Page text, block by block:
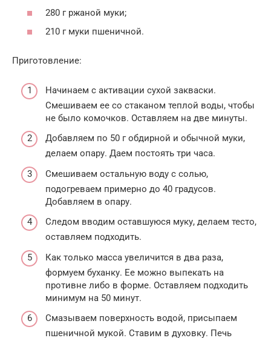
280 г ржаной муки;
210 г муки пшеничной.
Приготовление:
Начинаем с активации сухой закваски.
Смешиваем ее со стаканом теплой воды, чтобы
не было комочков. Оставляем на две минуты.
Добавляем по 50 г обдирной и обычной муки,
делаем опару. Даем постоять три часа.
Смешиваем остальную воду с солью,
подогреваем примерно до 40 градусов.
Добавляем в опару.
Следом вводим оставшуюся муку, делаем тесто,
оставляем подходить.
Как только масса увеличится в два раза,
формуем буханку. Ее можно выпекать на
противне либо в форме. Оставляем подходить
минимум на 50 минут.
Смазываем поверхность водой, присыпаем
пшеничной мукой. Ставим в духовку. Печь